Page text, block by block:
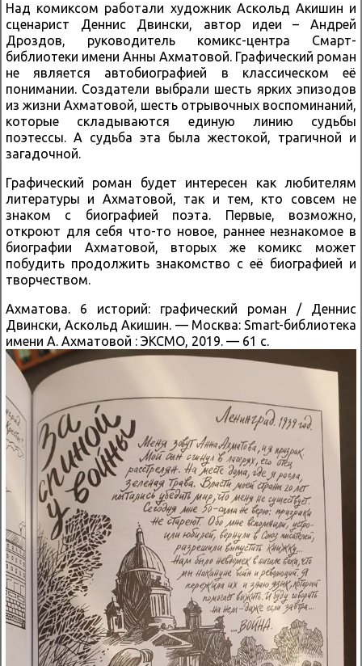
Над комиксом работали художник Аскольд Акишин и
сценарист Деннис Двински, автор идеи – Андрей
Дроздов, руководитель комикс-центра Смарт-
библиотеки имени Анны Ахматовой. Графический роман
не является автобиографией в классическом её
понимании. Создатели выбрали шесть ярких эпизодов
из жизни Ахматовой, шесть отрывочных воспоминаний,
которые складываются единую линию судьбы
поэтессы. А судьба эта была жестокой, трагичной и
загадочной.
Графический роман будет интересен как любителям
литературы и Ахматовой, так и тем, кто совсем не
знаком с биографией поэта. Первые, возможно,
откроют для себя что-то новое, раннее незнакомое в
биографии Ахматовой, вторых же комикс может
побудить продолжить знакомство с её биографией и
творчеством.
Ахматова. 6 историй: графический роман / Деннис
Двински, Аскольд Акишин. — Москва: Smart-библиотека
имени А. Ахматовой : ЭКСМО, 2019. — 61 с.